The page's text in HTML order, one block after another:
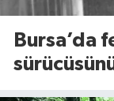
Bursa’da